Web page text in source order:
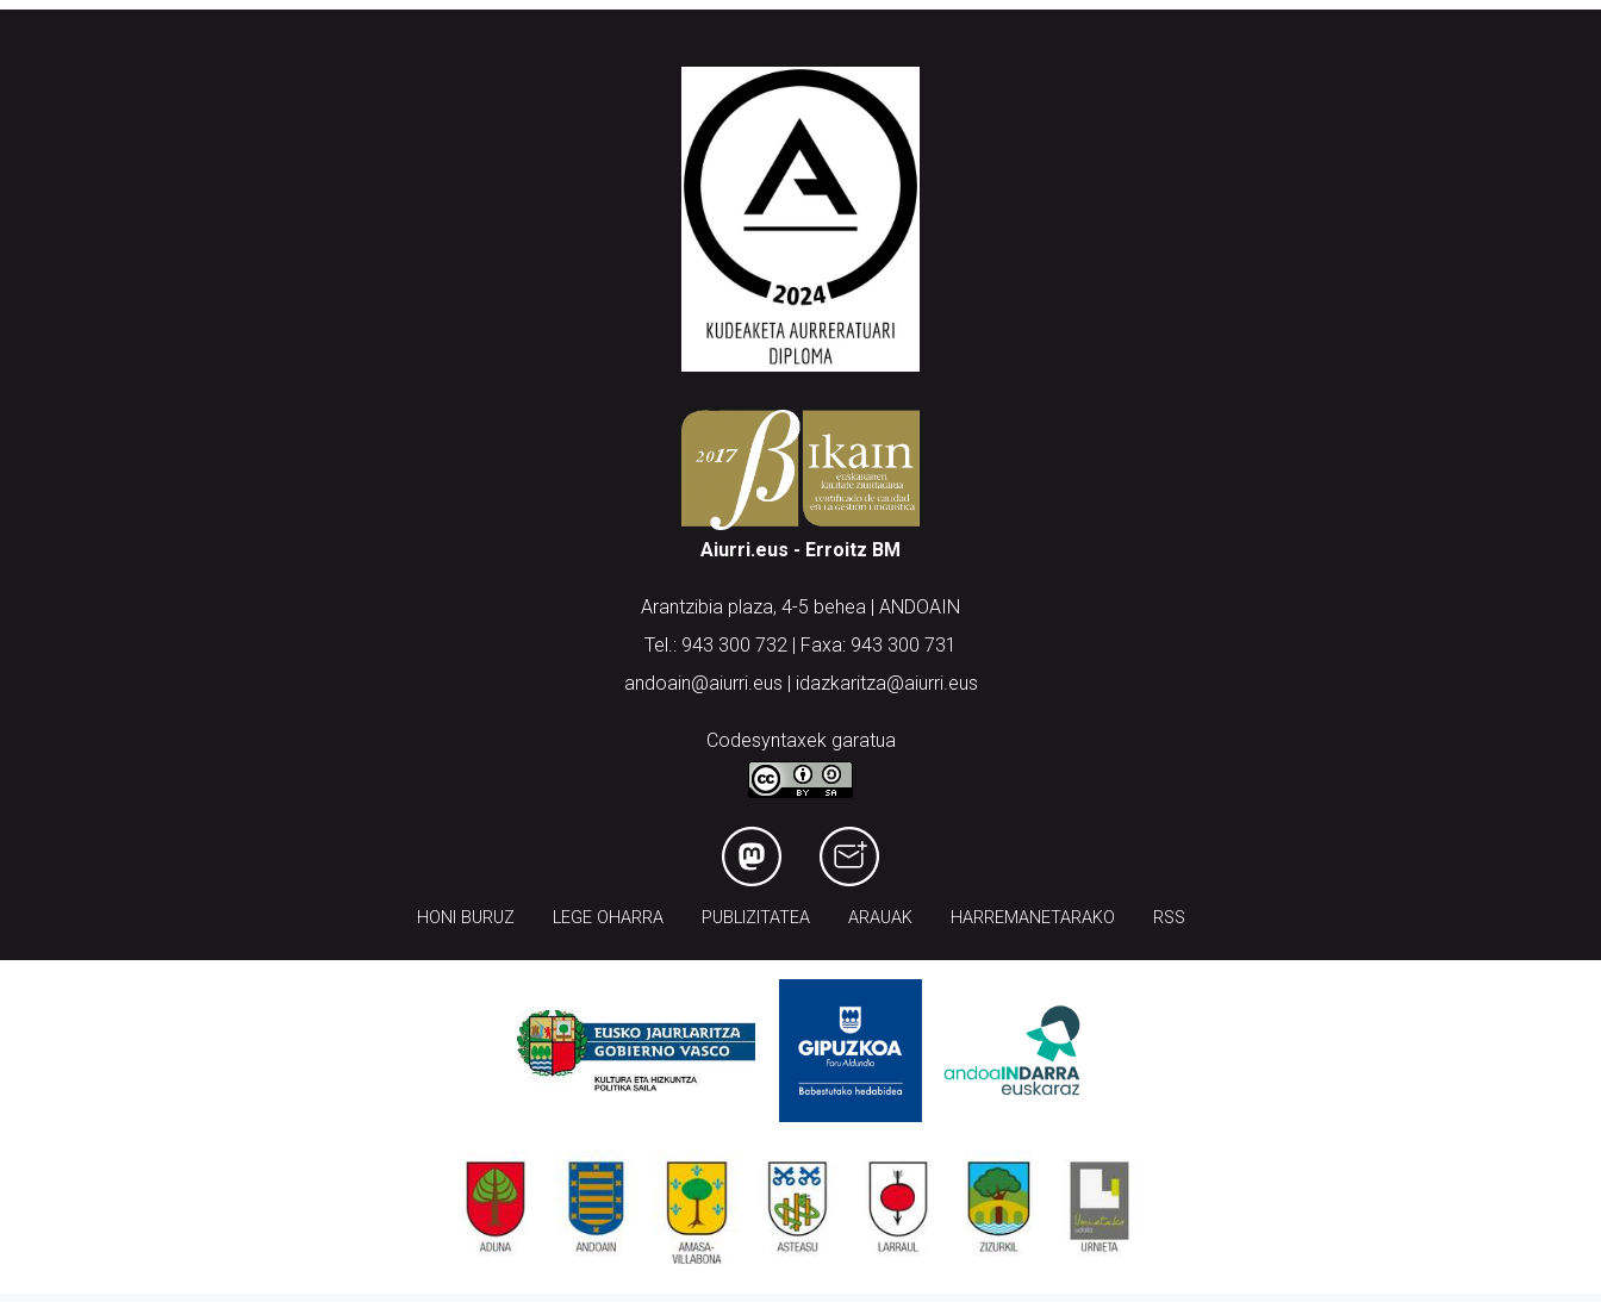
Aiurri.eus - Erroitz BM
Arantzibia plaza, 4-5 behea | ANDOAIN
Tel.: 943 300 732 | Faxa: 943 300 731
andoain@aiurri.eus | idazkaritza@aiurri.eus
Codesyntaxek garatua
HONI BURUZ LEGE OHARRA PUBLIZITATEA ARAUAK HARREMANETARAKO RSS